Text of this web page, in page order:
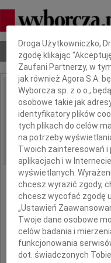
Nekrologi Odeszli
IMIĘ I NAZWISKO:
REGION:
DATA EMISJI:
Dbamy o Twoją
Droga Użytkowniczko,
zgodę klikając
Zaufani Partnerzy, w
jak również Agora S.A.
Wyborcza sp. z o.o.,
osobowe takie jak
identyfikatory plików
tych plikach do celów
na potrzeby
Twoich zainteresowań
aplikacjach i w
wyświetlanych.
chcesz wyrazić zgody,
chcesz wycofać zgodę
„Ustawień
Twoje dane osobowe
celów badania i
funkcjonowania
dot. świadczonych